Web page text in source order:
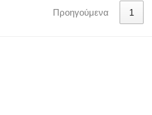
Προηγούμενα 1